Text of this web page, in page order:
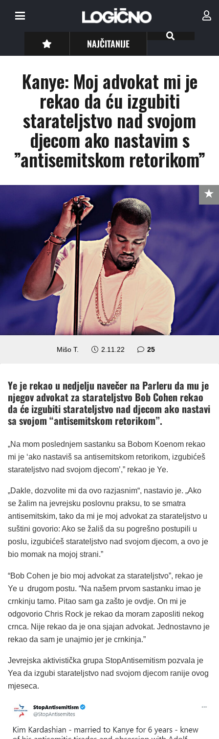
NAJČITANIJE
Kanye: Moj advokat mi je
rekao da ću izgubiti
starateljstvo nad svojom
djecom ako nastavim s
”antisemitskom retorikom”
Mišo T. 2.11.22 25komentara
Ye je rekao u nedjelju navečer na Parleru da mu je
njegov advokat za starateljstvo Bob Cohen rekao
da će izgubiti starateljstvo nad djecom ako nastavi
sa svojom “antisemitskom retorikom”.
„Na mom poslednjem sastanku sa Bobom Koenom rekao
mi je ‘ako nastaviš sa antisemitskom retorikom, izgubićeš
starateljstvo nad svojom djecom’,” rekao je Ye.
„Dakle, dozvolite mi da ovo razjasnim“, nastavio je. „Ako
se žalim na jevrejsku poslovnu praksu, to se smatra
antisemitskim, tako da mi je moj advokat za starateljstvo u
suštini govorio: Ako se žališ da su pogrešno postupili u
poslu, izgubićeš starateljstvo nad svojom djecom, a ovo je
bio momak na mojoj strani.”
“Bob Cohen je bio moj advokat za starateljstvo”, rekao je
Ye u drugom postu. “Na našem prvom sastanku imao je
crnkinju tamo. Pitao sam ga zašto je ovdje. On mi je
odgovorio Chris Rock je rekao da moram zaposliti nekog
crnca. Nije rekao da je ona sjajan advokat. Jednostavno je
rekao da sam je unajmio jer je crnkinja.”
Jevrejska aktivistička grupa StopAntisemitism pozvala je
Yea da izgubi starateljstvo nad svojom djecom ranije ovog
mjeseca.